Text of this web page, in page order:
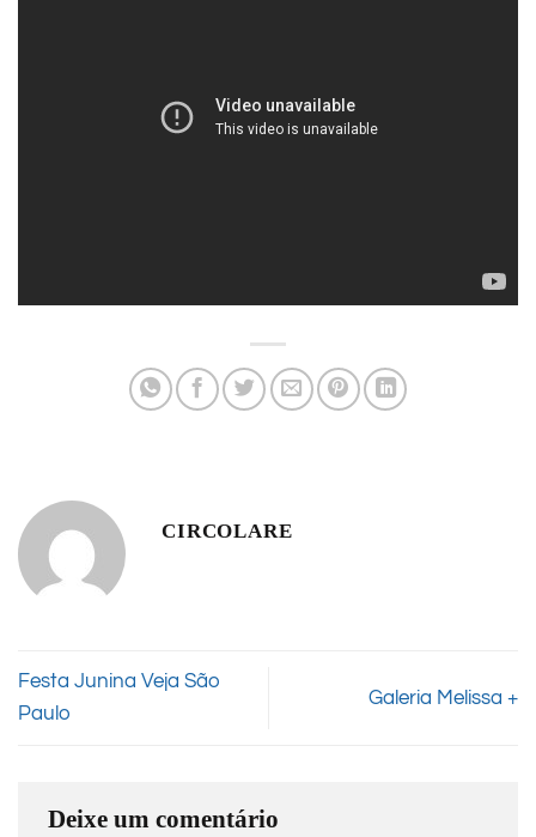
CIRCOLARE
Festa Junina Veja São
Paulo
Galeria Melissa +
Deixe um comentário